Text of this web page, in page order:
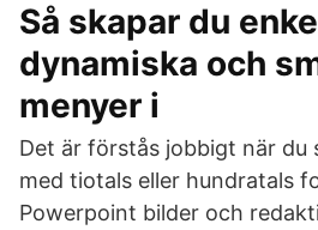
Så skapar du
dynamiska och
menyer i
Det är förstås jobbigt när du
med tiotals eller hundratals
Powerpoint bilder och